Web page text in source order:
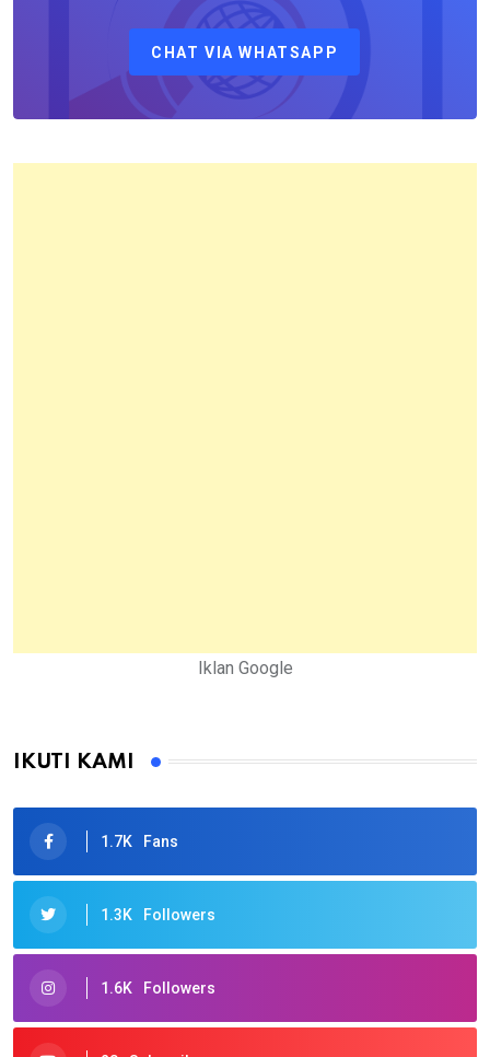
Pertanahan
Kota
CHAT VIA WHATSAPP
Iklan Google
IKUTI KAMI
1.7K Fans
1.3K Followers
1.6K Followers